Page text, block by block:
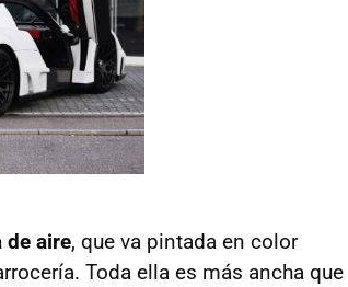
de aire, que va pintada en color
Toda ella es más ancha que